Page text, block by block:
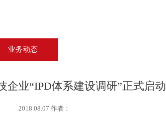
业务动态
企业“IPD体系建设调研”正式启动
2018.08.07 作者：